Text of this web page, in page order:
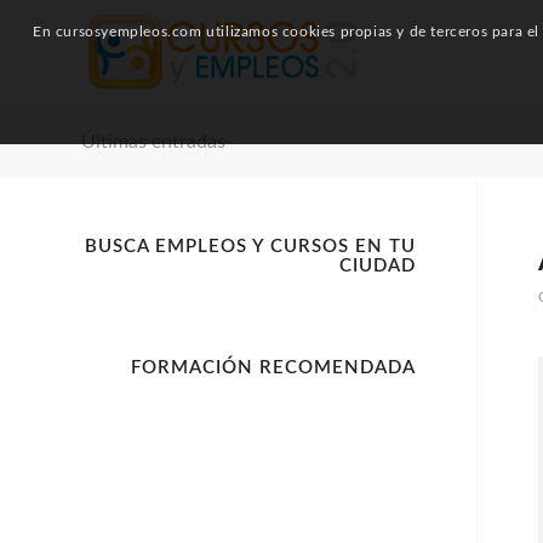
Últimas entradas
BUSCA EMPLEOS Y CURSOS EN TU
CIUDAD
FORMACIÓN RECOMENDADA
En cursosyempleos.com utilizamos cookies propias y de terceros para